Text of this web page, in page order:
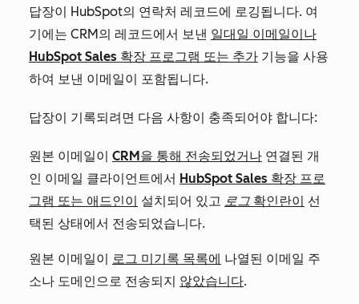
답장이 HubSpot의 연락처 레코드에 로깅됩니다. 여
기에는 CRM의 레코드에서 보낸 일대일 이메일이나
HubSpot Sales 확장 프로그램 또는 추가 기능을 사용
하여 보낸 이메일이 포함됩니다.
답장이 기록되려면 다음 사항이 충족되어야 합니다:
원본 이메일이 CRM을 통해 전송되었거나 연결된 개
인 이메일 클라이언트에서 HubSpot Sales 확장 프로
그램 또는 애드인이 설치되어 있고 로그 확인란이 선
택된 상태에서 전송되었습니다.
원본 이메일이 로그 미기록 목록에 나열된 이메일 주
소나 도메인으로 전송되지 않았습니다.